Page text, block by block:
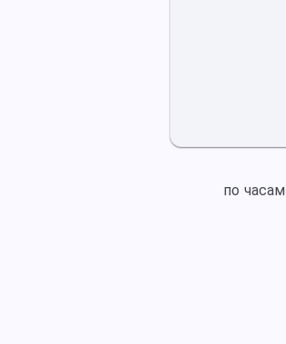
по часам